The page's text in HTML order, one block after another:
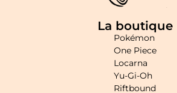
La boutique
Pokémon
One Piece
Locarna
Yu-Gi-Oh
Riftbound